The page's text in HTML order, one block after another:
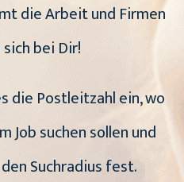
die Arbeit und Firmen
bei Dir!
die Postleitzahl ein, wo
Job suchen sollen und
Suchradius fest.